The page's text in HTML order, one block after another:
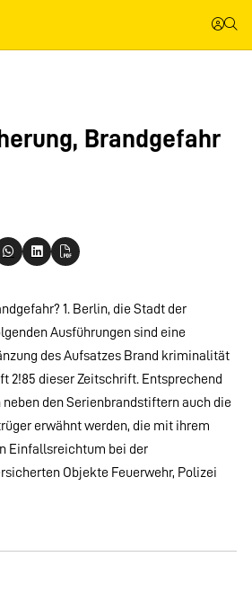
Brandgefahr
1. Berlin, die Stadt der
Ausführungen sind eine
des Aufsatzes Brand kriminalität
2!85 dieser Zeitschrift. Entsprechend
den Serienbrandstiftern auch die
erwähnt werden, die mit ihrem
Einfallsreichtum bei der
Objekte Feuerwehr, Polizei